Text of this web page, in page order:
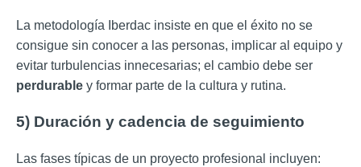
La metodología Iberdac insiste en que el éxito no se
consigue sin conocer a las personas, implicar al equipo y
evitar turbulencias innecesarias; el cambio debe ser
perdurable y formar parte de la cultura y rutina.
5) Duración y cadencia de seguimiento
Las fases típicas de un proyecto profesional incluyen: